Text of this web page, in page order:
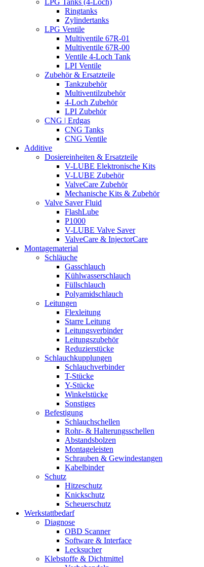
LPG Tanks (4-Loch)
Ringtanks
Zylindertanks
LPG Ventile
Multiventile 67R-01
Multiventile 67R-00
Ventile 4-Loch Tank
LPI Ventile
Zubehör & Ersatzteile
Tankzubehör
Multiventilzubehör
4-Loch Zubehör
LPI Zubehör
CNG | Erdgas
CNG Tanks
CNG Ventile
Additive
Dosiereinheiten & Ersatzteile
V-LUBE Elektronische Kits
V-LUBE Zubehör
ValveCare Zubehör
Mechanische Kits & Zubehör
Valve Saver Fluid
FlashLube
P1000
V-LUBE Valve Saver
ValveCare & InjectorCare
Montagematerial
Schläuche
Gasschlauch
Kühlwasserschlauch
Füllschlauch
Polyamidschlauch
Leitungen
Flexleitung
Starre Leitung
Leitungsverbinder
Leitungszubehör
Reduzierstücke
Schlauchkupplungen
Schlauchverbinder
T-Stücke
Y-Stücke
Winkelstücke
Sonstiges
Befestigung
Schlauchschellen
Rohr- & Halterungsschellen
Abstandsbolzen
Montageleisten
Schrauben & Gewindestangen
Kabelbinder
Schutz
Hitzeschutz
Knickschutz
Scheuerschutz
Werkstattbedarf
Diagnose
OBD Scanner
Software & Interface
Lecksucher
Klebstoffe & Dichtmittel